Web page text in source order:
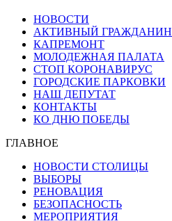
НОВОСТИ
АКТИВНЫЙ ГРАЖДАНИН
КАПРЕМОНТ
МОЛОДЕЖНАЯ ПАЛАТА
СТОП КОРОНАВИРУС
ГОРОДСКИЕ ПАРКОВКИ
НАШ ДЕПУТАТ
КОНТАКТЫ
КО ДНЮ ПОБЕДЫ
ГЛАВНОЕ
НОВОСТИ СТОЛИЦЫ
ВЫБОРЫ
РЕНОВАЦИЯ
БЕЗОПАСНОСТЬ
МЕРОПРИЯТИЯ